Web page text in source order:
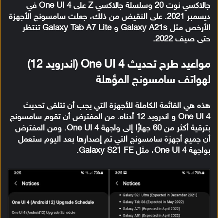
جالاكسي نوت 20 وسلسلة جالاكسي Z على One UI 4 في
ديسمبر 2021. على النقيض من ذلك، جعلت سامسونج الأجهزة
الأرخص مثل Galaxy A21s و Galaxy Tab A7 Lite تنتظر
حتى صيف 2022.
مواعيد طرح تحديث One UI 4 (اندرويد 12)
لهواتف سامسونج المؤهلة
هذه هي القائمة الكاملة للأجهزة التي يجب أن تتلقى تحديث
One UI 4 و اندرويد 12 أدناه. من المفترض أن تقوم سامسونج
بترقية أكثر من 60 جهازًا إلى واجهة One UI 4. ومن المفترض
أن جميع أجهزة سامسونج التي تم إصدارها بعد اليوم ستعمل
بواجهة One UI 4، مثل Galaxy S21 FE.